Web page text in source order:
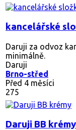
kancelářské
Daruji za odvoz
minimálně.
Daruji
Brno-střed
Před 4 měsíci
275
Daruji BB krémy